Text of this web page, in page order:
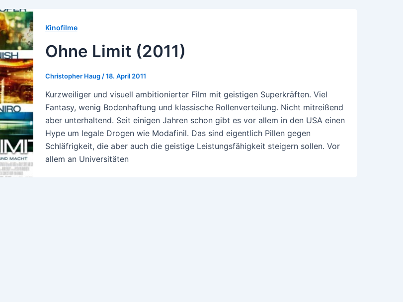
Kinofilme
Ohne Limit (2011)
Christopher Haug /18. April 2011
Kurzweiliger und visuell ambitionierter Film mit geistigen Superkräften. Viel
Fantasy, wenig Bodenhaftung und klassische Rollenverteilung. Nicht mitreißend
aber unterhaltend. Seit einigen Jahren schon gibt es vor allem in den USA einen
Hype um legale Drogen wie Modafinil. Das sind eigentlich Pillen gegen
Schläfrigkeit, die aber auch die geistige Leistungsfähigkeit steigern sollen. Vor
allem an Universitäten